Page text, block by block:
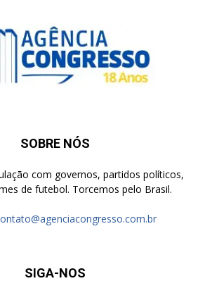
SOBRE NÓS
com governos, partidos políticos,
de futebol. Torcemos pelo Brasil.
SIGA-NOS